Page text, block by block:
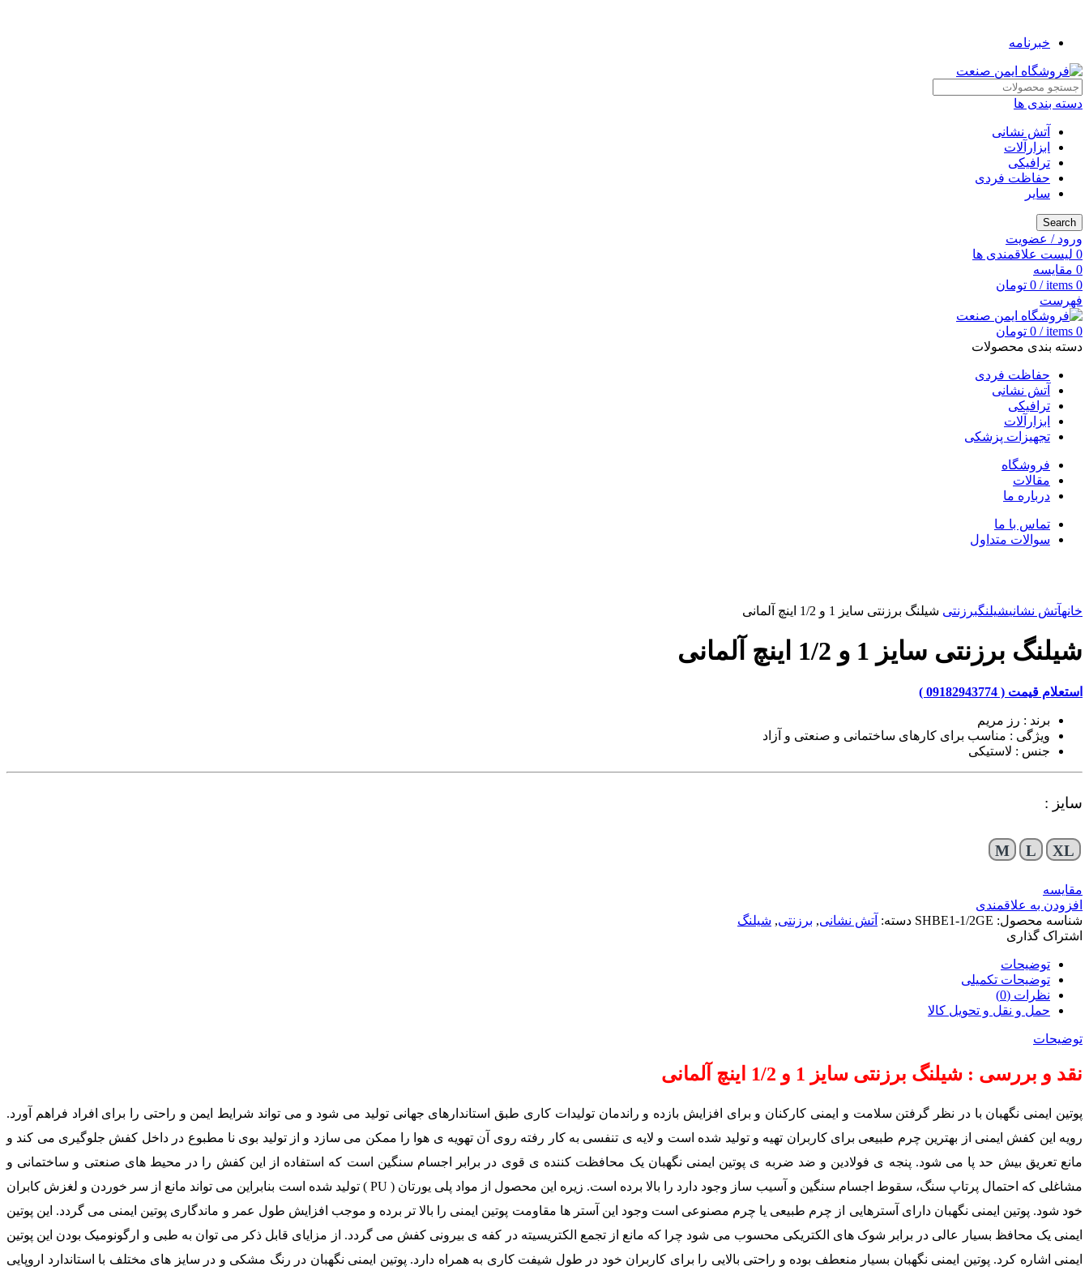
خبرنامه
دسته بندی ها
آتش نشانی
ابزارآلات
ترافیکی
حفاظت فردی
سایر
Search
ورود / عضویت
0 لیست علاقمندی ها
0 مقایسه
0
items
/
0 تومان
فهرست
0
items
/
0 تومان
دسته بندی محصولات
حفاظت فردی
آتش نشانی
ترافیکی
ابزارآلات
تجهیزات پزشکی
فروشگاه
مقالات
درباره ما
تماس با ما
سوالات متداول
خانهآتش نشانیشیلنگبرزنتی شیلنگ برزنتی سایز 1 و 1/2 اینچ آلمانی
شیلنگ برزنتی سایز 1 و 1/2 اینچ آلمانی
استعلام قیمت ( 09182943774 )
برند : رز مریم
ویژگی : مناسب برای کارهای ساختمانی و صنعتی و آزاد
جنس : لاستیکی
سایز :
M L XL
مقایسه
افزودن به علاقمندی
شناسه محصول: SHBE1-1/2GE دسته: آتش نشانی, برزنتی, شیلنگ
اشتراک گذاری
توضیحات
توضیحات تکمیلی
نظرات (0)
حمل و نقل و تحویل کالا
توضیحات
نقد و بررسی : شیلنگ برزنتی سایز 1 و 1/2 اینچ آلمانی
پوتین ایمنی نگهبان با در نظر گرفتن سلامت و ایمنی کارکنان و برای افزایش بازده و راندمان تولیدات کاری طبق استاندارهای جهانی تولید می شود و می تواند شرایط ایمن و راحتی را برای افراد فراهم آورد.
رویه این کفش ایمنی از بهترین چرم طبیعی برای کاربران تهیه و تولید شده است و لایه ی تنفسی به کار رفته روی آن تهویه ی هوا را ممکن می سازد و از تولید بوی نا مطبوع در داخل کفش جلوگیری می کند و
مانع تعریق بیش حد پا می شود. پنجه ی فولادین و ضد ضربه ی پوتین ایمنی نگهبان یک محافظت کننده ی قوی در برابر اجسام سنگین است که استفاده از این کفش را در محیط های صنعتی و ساختمانی و
مشاغلی که احتمال پرتاپ سنگ، سقوط اجسام سنگین و آسیب ساز وجود دارد را بالا برده است. زیره این محصول از مواد پلی یورتان ( PU ) تولید شده است بنابراین می تواند مانع از سر خوردن و لغزش کابران
خود شود. پوتین ایمنی نگهبان دارای آسترهایی از چرم طبیعی یا چرم مصنوعی است وجود این آستر ها مقاومت پوتین ایمنی را بالا تر برده و موجب افزایش طول عمر و ماندگاری پوتین ایمنی می گردد. این پوتین
ایمنی یک محافظ بسیار عالی در برابر شوک های الکتریکی محسوب می شود چرا که مانع از تجمع الکتریسیته در کفه ی بیرونی کفش می گردد. از مزایای قابل ذکر می توان به طبی و ارگونومیک بودن این پوتین
ایمنی اشاره کرد. پوتین ایمنی نگهبان بسیار منعطف بوده و راحتی بالایی را برای کاربران خود در طول شیفت کاری به همراه دارد. پوتین ایمنی نگهبان در رنگ مشکی و در سایز های مختلف با استاندارد اروپایی